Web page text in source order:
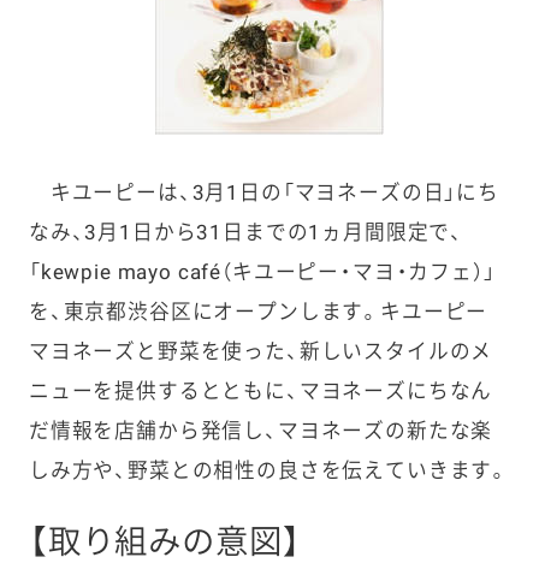
キユーピーは、3月1日の「マヨネーズの日」にち
なみ、3月1日から31日までの1ヵ月間限定で、
「kewpie mayo café（キユーピー・マヨ・カフェ）」
を、東京都渋谷区にオープンします。キユーピー
マヨネーズと野菜を使った、新しいスタイルのメ
ニューを提供するとともに、マヨネーズにちなん
だ情報を店舗から発信し、マヨネーズの新たな楽
しみ方や、野菜との相性の良さを伝えていきます。
【取り組みの意図】